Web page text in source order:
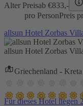
Alter Preisab €833,-
pro PersonPreis
allsun Hotel Zorbas
allsun Hotel Zorbas
Griechenland -
Für dieses Hotel liegen